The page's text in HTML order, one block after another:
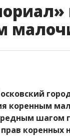
коренным
шагом
коренных